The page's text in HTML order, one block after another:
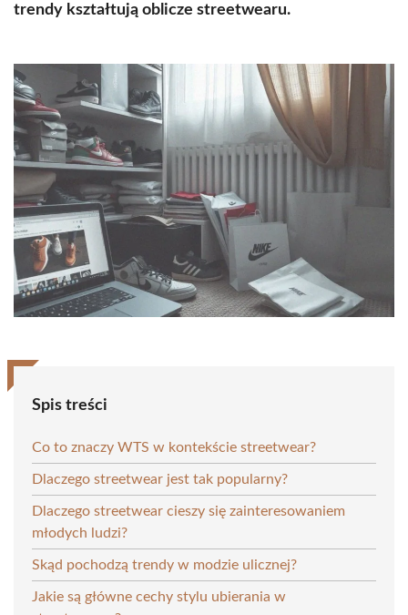
trendy kształtują oblicze streetwearu.
Spis treści
Co to znaczy WTS w kontekście streetwear?
Dlaczego streetwear jest tak popularny?
Dlaczego streetwear cieszy się zainteresowaniem
młodych ludzi?
Skąd pochodzą trendy w modzie ulicznej?
Jakie są główne cechy stylu ubierania w